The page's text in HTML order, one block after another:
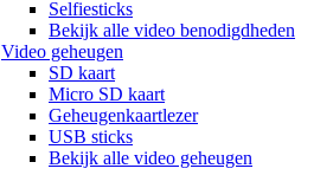
Selfiesticks
Bekijk alle video benodigdheden
Video geheugen
SD kaart
Micro SD kaart
Geheugenkaartlezer
USB sticks
Bekijk alle video geheugen